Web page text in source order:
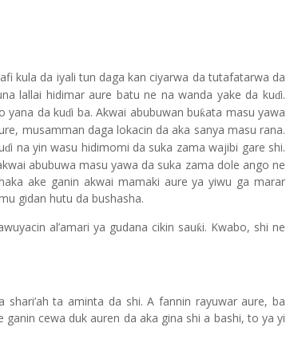
kula da iyali tun daga kan ciyarwa da tutafatarwa da
lallai hidimar aure batu ne na wanda yake da kuɗi.
yana da kuɗi ba. Akwai abubuwan buƙata masu yawa
musamman daga lokacin da aka sanya masu rana.
ɗi na yin wasu hidimomi da suka zama wajibi gare shi.
abubuwa masu yawa da suka zama dole ango ne
ake ganin akwai mamaki aure ya yiwu ga marar
gidan hutu da bushasha.
al’amari ya gudana cikin sauƙi. Kwabo, shi ne
shari’ah ta aminta da shi. A fannin rayuwar aure, ba
cewa duk auren da aka gina shi a bashi, to ya yi